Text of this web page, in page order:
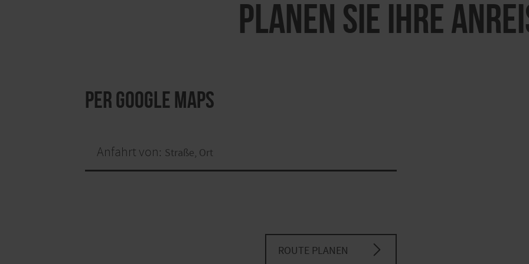
PLANEN SIE IHRE
per Google Maps
Anfahrt von:
ROUTE PLANEN